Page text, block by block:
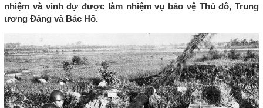
nhiệm và vinh dự được làm nhiệm vụ bảo vệ Thủ đô, Trung
ương Đảng và Bác Hồ.